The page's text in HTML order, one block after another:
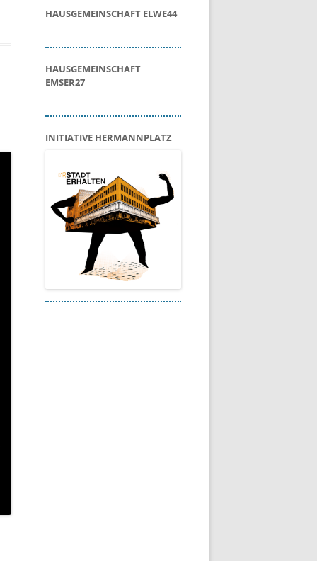
HAUSGEMEINSCHAFT ELWE44
HAUSGEMEINSCHAFT
EMSER27
INITIATIVE HERMANNPLATZ